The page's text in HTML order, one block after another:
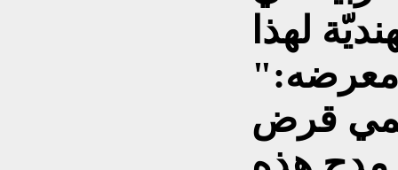
لهذا
معرضه:"
قرض